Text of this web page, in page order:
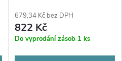
679,34 Kč bez DPH
822 Kč
Do vyprodání zásob 1 ks